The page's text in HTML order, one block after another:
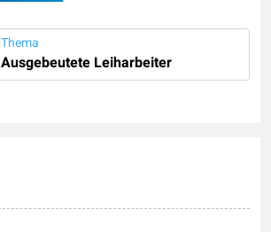
Thema
Ausgebeutete Leiharbeiter